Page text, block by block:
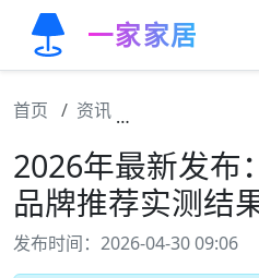
一家家居
首页 资讯
2026年最新发布
品牌推荐实测结果
发布时间：2026-04-30 09:06